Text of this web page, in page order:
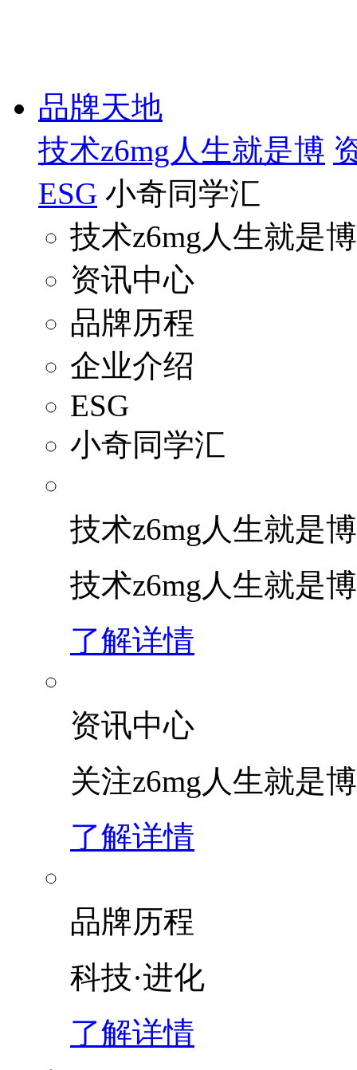
品牌天地
技术z6mg人生就是博
ESG 小奇同学汇
技术z6mg人生就是博
资讯中心
品牌历程
企业介绍
ESG
小奇同学汇
技术z6mg人生就是博
技术z6mg人生就是
了解详情
资讯中心
关注z6mg人生就是博
了解详情
品牌历程
科技·进化
了解详情